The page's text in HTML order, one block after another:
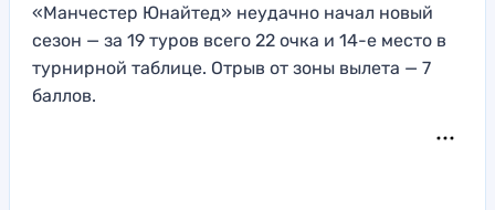
«Манчестер Юнайтед» неудачно начал новый
сезон — за 19 туров всего 22 очка и 14-е место в
турнирной таблице. Отрыв от зоны вылета — 7
баллов.